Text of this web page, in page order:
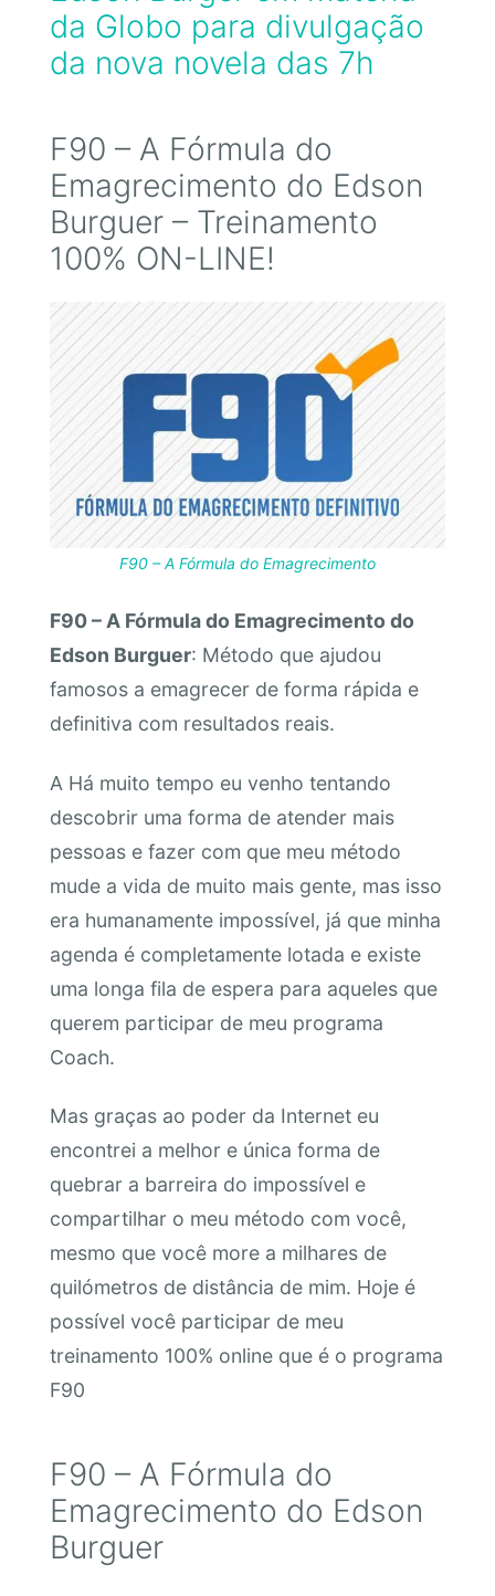
da Globo para divulgação
da nova novela das 7h
F90 – A Fórmula do
Emagrecimento do Edson
Burguer – Treinamento
100% ON-LINE!
F90 – A Fórmula do Emagrecimento
F90 – A Fórmula do Emagrecimento do
Edson Burguer: Método que ajudou
famosos a emagrecer de forma rápida e
definitiva com resultados reais.
A Há muito tempo eu venho tentando
descobrir uma forma de atender mais
pessoas e fazer com que meu método
mude a vida de muito mais gente, mas isso
era humanamente impossível, já que minha
agenda é completamente lotada e existe
uma longa fila de espera para aqueles que
querem participar de meu programa
Coach.
Mas graças ao poder da Internet eu
encontrei a melhor e única forma de
quebrar a barreira do impossível e
compartilhar o meu método com você,
mesmo que você more a milhares de
quilómetros de distância de mim. Hoje é
possível você participar de meu
treinamento 100% online que é o programa
F90
F90 – A Fórmula do
Emagrecimento do Edson
Burguer